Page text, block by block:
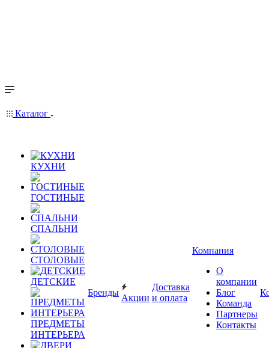
Каталог
КУХНИ
ГОСТИНЫЕ
СПАЛЬНИ
СТОЛОВЫЕ
ДЕТСКИЕ
ПРЕДМЕТЫ
ИНТЕРЬЕРА
Бренды
Акции
Доставка
и оплата
Компания
О
компании
Блог
Команда
Партнеры
Контакты